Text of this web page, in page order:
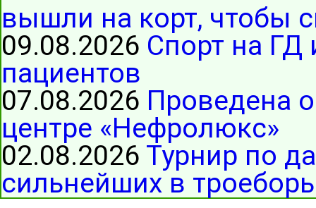
вышли на корт, чтобы
09.08.2026 Спорт на ГД
пациентов
07.08.2026 Проведена
центре «Нефролюкс»
02.08.2026 Турнир по
сильнейших в